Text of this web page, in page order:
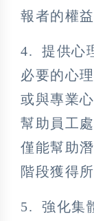
報者的權益
4. 提供心
必要的心
或與專業
幫助員工
僅能幫助
階段獲得
5. 強化集